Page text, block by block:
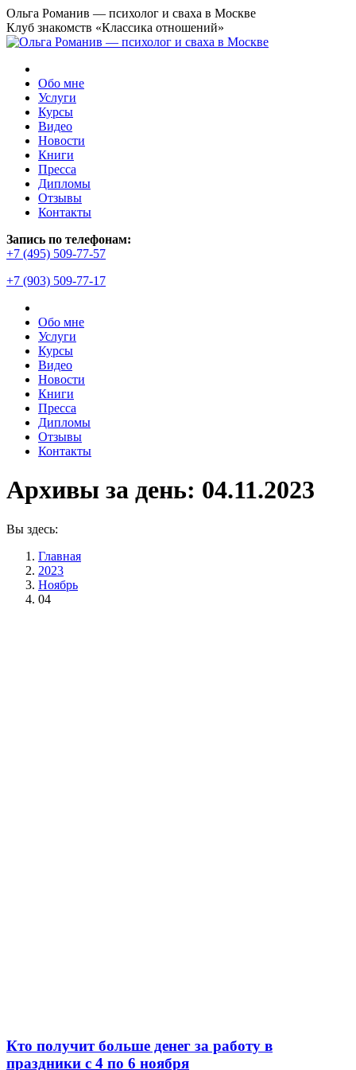
Перейти
к
содержанию
Ольга Романив — психолог и сваха в Москве
Клуб знакомств «Классика отношений»
Обо мне
Услуги
Курсы
Видео
Новости
Книги
Пресса
Дипломы
Отзывы
Контакты
Запись по телефонам:
+7 (495) 509-77-57
+7 (903) 509-77-17
Обо мне
Услуги
Курсы
Видео
Новости
Книги
Пресса
Дипломы
Отзывы
Контакты
Архивы за день: 04.11.2023
Вы здесь:
Главная
2023
Ноябрь
04
Кто получит больше денег за работу в
праздники с 4 по 6 ноября